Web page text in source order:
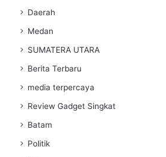
Daerah
Medan
SUMATERA UTARA
Berita Terbaru
media terpercaya
Review Gadget Singkat
Batam
Politik